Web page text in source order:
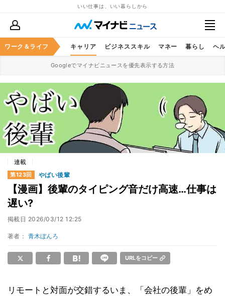
いい仕事は、いい暮らしから
ワーク＆ライフ キャリア ビジネススキル マネー 暮らし ヘ
Googleでマイナビニュースを優先表示する方法
連載
第123回 やばい後輩
【漫画】後輩のタイピング音だけ高速…仕事は
遅い?
掲載日 2026/03/12 12:25
著者： 青木ぼんろ
URLをコピー
リモートと対面が交錯するいま、「会社の後輩」をめ